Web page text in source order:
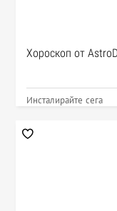
Хороскоп от
Инсталирайте сега